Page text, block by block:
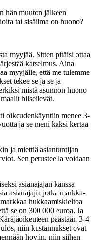
hän muuton jälkeen
tai sisäilma on huono?
myyjää. Sitten pitäisi ottaa
katselmus. Aina
myyjälle, että me tulemme
tekee se ja se ja
mistä asunnon huono
hilseilevät.
oikeudenkäyntiin menee 3-
ja se meni kaksi kertaa
ja miettiä asiantuntijan
Sen perusteella voidaan
asianajajan kanssa
asianajajia jotka markka-
hukkaamiskieltoa
se on 300 000 euroa. Ja
päästään 3-4
niin kustannukset ovat
hoviin, niin siihen